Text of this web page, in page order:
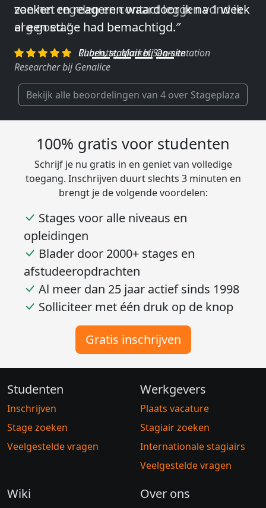
van het regelen en contact leggen vond ik
erg goed.″
Charlotte, Market Segmentation
Researcher bij Genalice
Bekijk alle beoordelingen van 4 over Stageplaza
100% gratis voor studenten
Schrijf je nu gratis in en geniet van volledige
toegang. Inschrijven duurt slechts 3 minuten en
brengt je de volgende voordelen:
Stages voor alle niveaus en
opleidingen
Blader door 2000+ stages en
afstudeeropdrachten
Al meer dan 25 jaar actief sinds 1998
Solliciteer met één druk op de knop
Gratis inschrijven
Studenten
Inschrijven
Stage zoeken
Veelgestelde vragen
Werkgevers
Plaats vacature
Stagiair zoeken
Internationale stagiairs
Veelgestelde vragen
Wiki Over ons